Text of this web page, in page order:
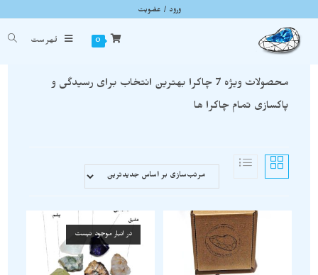
ورود / عضویت
0 فهرست محصولات 7 چاکرا
محصولات ویژه 7 چاکرا بهترین انتخاب برای رسیدگی و
پاکسازی تمام چاکرا ها
در انبار موجود نیست